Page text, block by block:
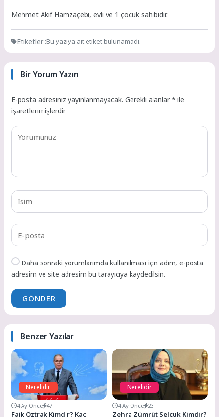
Mehmet Akif Hamzaçebi, evli ve 1 çocuk sahibidir.
Etiketler :Bu yazıya ait etiket bulunamadı.
Bir Yorum Yazın
E-posta adresiniz yayınlanmayacak. Gerekli alanlar* ile
işaretlenmişlerdir
Daha sonraki yorumlarımda kullanılması için adım, e-posta
adresim ve site adresim bu tarayıcıya kaydedilsin.
GÖNDER
Benzer Yazılar
Nerelidir
4 Ay Önce 47
Faik Öztrak Kimdir? Kaç
Nerelidir
4 Ay Önce 23
Zehra Zümrüt Selçuk Kimdir?